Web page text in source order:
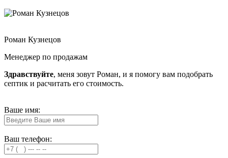
Роман Кузнецов
Менеджер по продажам
Здравствуйте, меня зовут Роман, и я помогу вам подобрать
септик и расчитать его стоимость.
Ваше имя:
Ваш телефон: